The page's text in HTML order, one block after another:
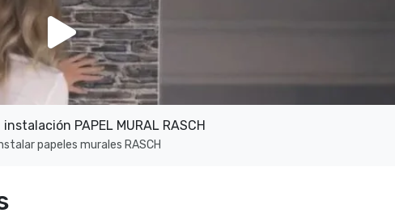
PAPEL MURAL RASCH
papeles murales RASCH